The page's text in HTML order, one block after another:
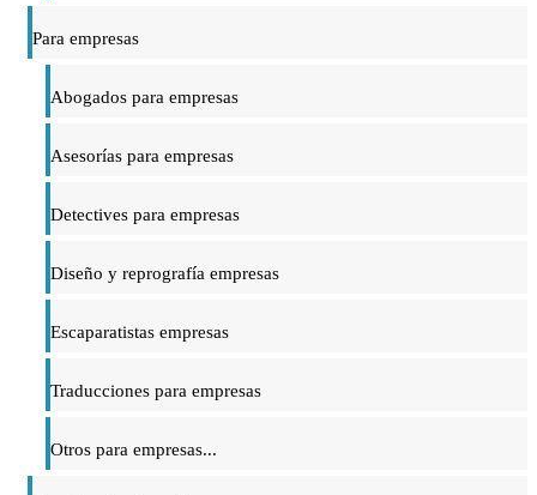
Para empresas
Abogados para empresas
Asesorías para empresas
Detectives para empresas
Diseño y reprografía empresas
Escaparatistas empresas
Traducciones para empresas
Otros para empresas...